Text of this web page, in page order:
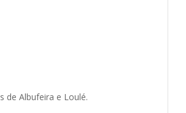
de Albufeira e Loulé.